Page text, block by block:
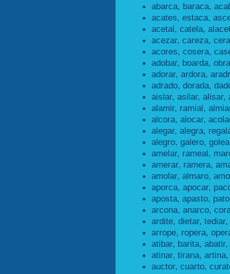
abarca, baraca,
acates, estaca,
acetal, catela,
acezar, careza,
acores, cosera,
adobar, boarda,
adorar, ardora,
adrado, dorada,
aislar, asilar, alisar,
alamir, ramial,
alcora, alocar,
alegar, alegra,
alegro, galero,
amelar, rameal,
amerar, ramera,
amolar, almaro,
aporca, apocar,
aposta, apasto,
arcona, anarco,
ardite, dietar,
arrope, ropera,
atibar, barita,
atinar, tirana,
auctor, cuarto,